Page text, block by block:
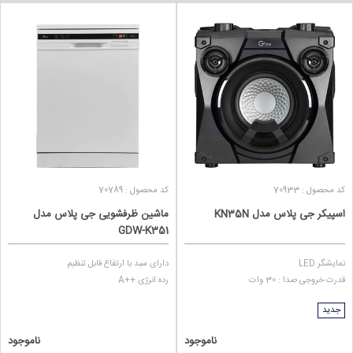
کد محصول : 70933
اسپیکر جی پلاس مدل KN35N
نمایشگر LED
قدرت خروجی صدا : 30 وات
جدید
ناموجود
کد محصول : 70789
ماشین ظرفشویی جی پلاس مدل
GDW-K351
دارای سبد با ارتفاع قابل تنظیم
رده انرژی ++A
ناموجود